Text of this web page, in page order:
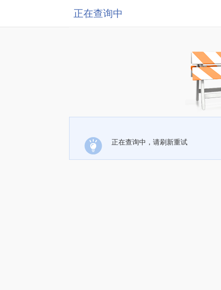
正在查询中
正在查询中，请刷新重试